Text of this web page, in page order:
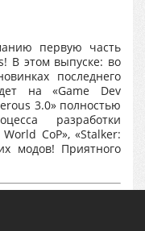
первую часть
В этом выпуске: во
последнего
на «Game Dev
3.0» полностью
разработки
CoP», «Stalker:
модов! Приятного